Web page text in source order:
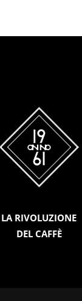
LA RIVOLUZIONE
DEL CAFFÈ